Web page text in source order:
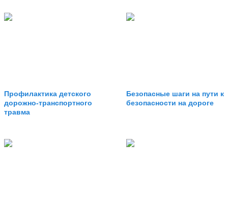
Профилактика детского
дорожно-транспортного
травма
Безопасные шаги на пути к
безопасности на дороге